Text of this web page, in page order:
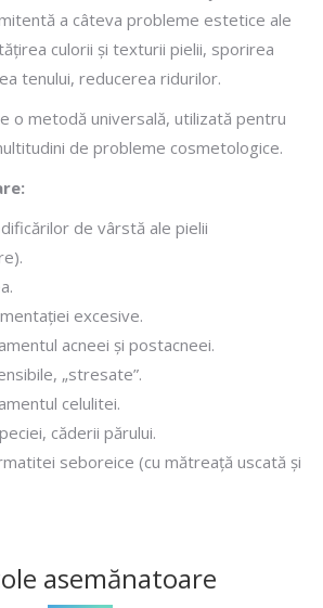
a câteva probleme estetice ale
culorii şi texturii pielii, sporirea
tenului, reducerea ridurilor.
o metodă universală, utilizată pentru
de probleme cosmetologice.
de vârstă ale pielii
excesive.
acneei şi postacneei.
„stresate”.
celulitei.
căderii părului.
seboreice (cu mătreaţă uscată şi
asemănatoare